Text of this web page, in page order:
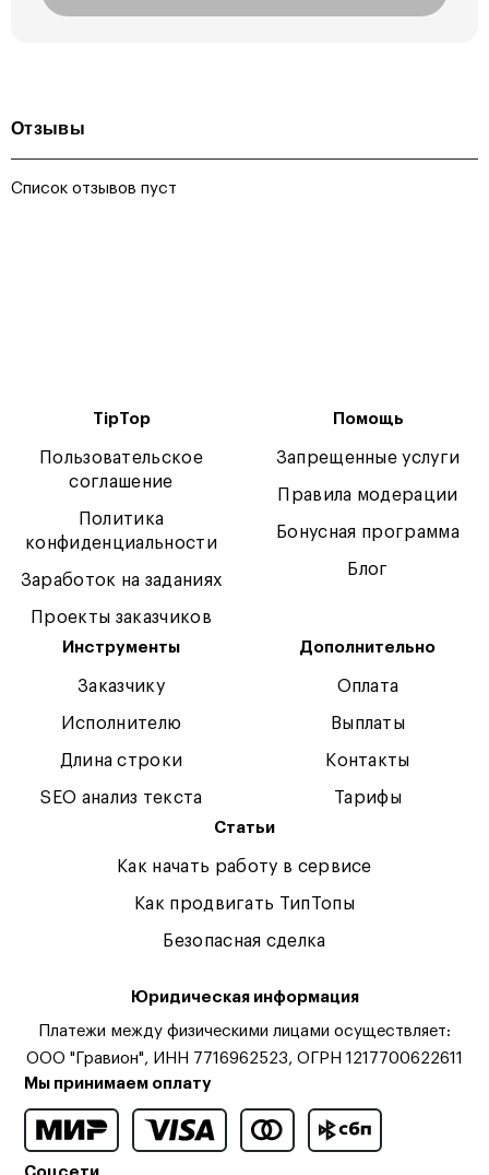
Отзывы
Список отзывов пуст
TipTop
Пользовательское
соглашение
Политика
конфиденциальности
Заработок на заданиях
Проекты заказчиков
Помощь
Запрещенные услуги
Правила модерации
Бонусная программа
Блог
Инструменты
Заказчику
Исполнителю
Длина строки
SEO анализ текста
Дополнительно
Оплата
Выплаты
Контакты
Тарифы
Статьи
Как начать работу в сервисе
Как продвигать ТипТопы
Безопасная сделка
Юридическая информация
Платежи между физическими лицами осуществляет:
ООО "Гравион", ИНН 7716962523, ОГРН 1217700622611
Мы принимаем оплату